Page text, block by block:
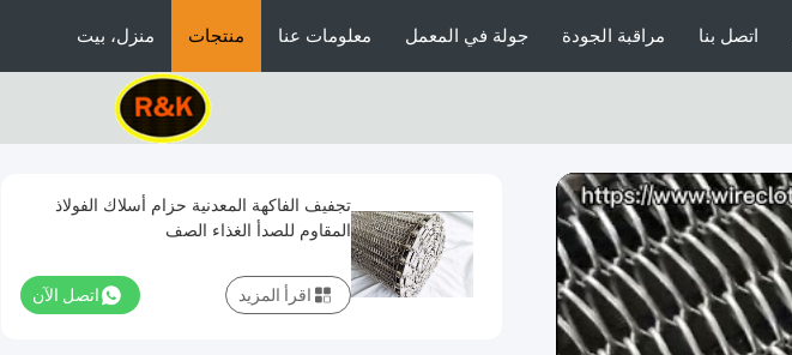
منزل، بيت منتجات معلومات عنا جولة في المعمل مراقبة الجودة اتصل بنا
تجفيف الفاكهة المعدنية حزام أسلاك الفولاذ
المقاوم للصدأ الغذاء الصف
اتصل الآن اقرأ المزيد